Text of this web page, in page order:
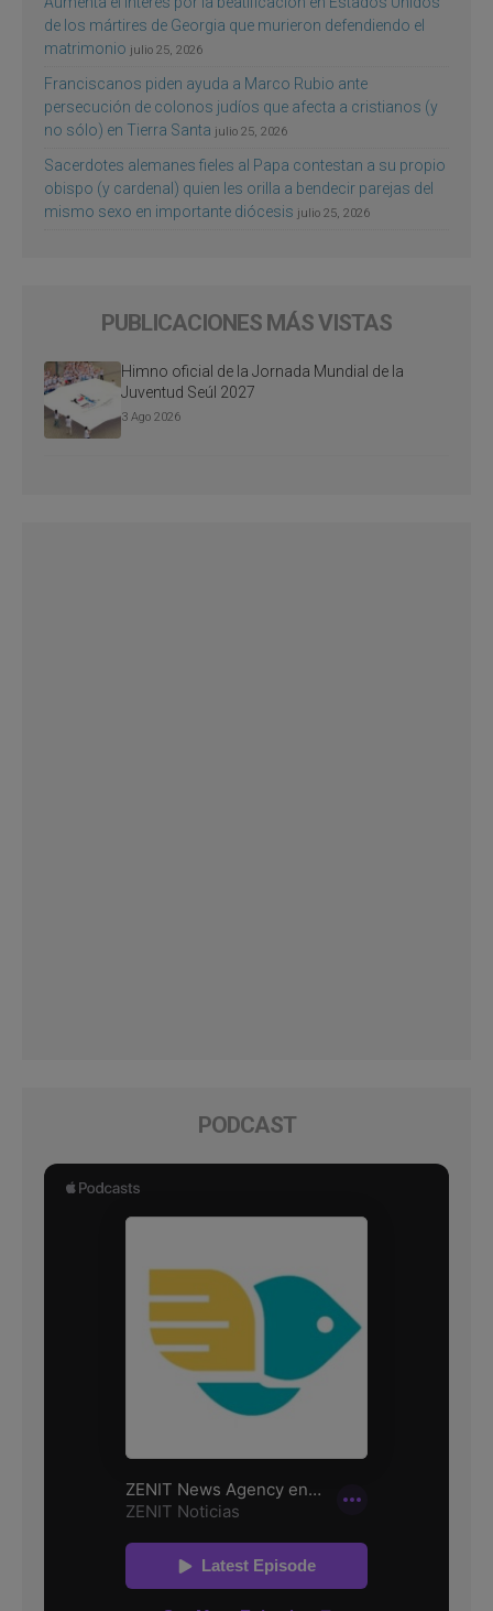
de los mártires de Georgia que murieron defendiendo el
matrimonio julio 25, 2026
Franciscanos piden ayuda a Marco Rubio ante
persecución de colonos judíos que afecta a cristianos (y
no sólo) en Tierra Santa julio 25, 2026
Sacerdotes alemanes fieles al Papa contestan a su propio
obispo (y cardenal) quien les orilla a bendecir parejas del
mismo sexo en importante diócesis julio 25, 2026
PUBLICACIONES MÁS VISTAS
Himno oficial de la Jornada Mundial de la
Juventud Seúl 2027
3 Ago 2026
PODCAST